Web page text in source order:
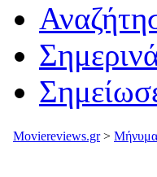
Moviereviews.gr>